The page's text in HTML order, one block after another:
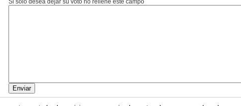
Si sólo desea dejar su voto no rellene este campo